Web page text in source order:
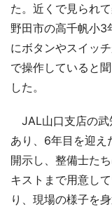
た。近くで見られ
野田市の高千帆小3
にボタンやスイッ
で操作していると
した。
JAL山口支店の武
あり、6年目を迎え
開示し、整備士た
キストまで用意し
り、現場の様子を